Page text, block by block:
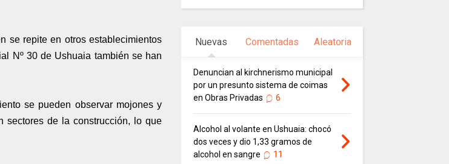
se repite en otros establecimientos
Nº 30 de Ushuaia también se han
se pueden observar mojones y
sectores de la construcción, lo que
Nuevas Comentadas Aleatoria
Denuncian al kirchnerismo municipal
por un presunto sistema de coimas
en Obras Privadas
6
Alcohol al volante en Ushuaia: chocó
dos veces y dio 1,33 gramos de
alcohol en sangre
11